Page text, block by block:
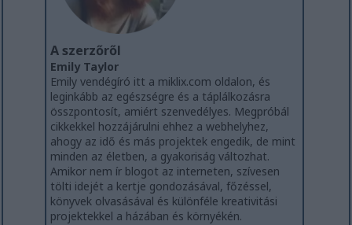
A szerzőről
Emily Taylor
Emily vendégíró itt a miklix.com oldalon, és
leginkább az egészségre és a táplálkozásra
összpontosít, amiért szenvedélyes. Megpróbál
cikkekkel hozzájárulni ehhez a webhelyhez,
ahogy az idő és más projektek engedik, de mint
minden az életben, a gyakoriság változhat.
Amikor nem ír blogot az interneten, szívesen
tölti idejét a kertje gondozásával, főzéssel,
könyvek olvasásával és különféle kreativitási
projektekkel a házában és környékén.